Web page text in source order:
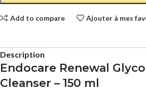
Add to compare Ajouter à mes
Description
Endocare Renewal
Cleanser – 150 ml